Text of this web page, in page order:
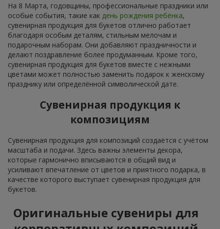
На 8 Марта, годовщины, профессиональные праздники или
особые события, такие как день рождения ребёнка,
сувенирная продукция для букетов отлично работает
благодаря особым деталям, стильным мелочам и
подарочным наборам. Они добавляют праздничности и
делают поздравление более продуманным. Кроме того,
сувенирная продукция для букетов вместе с нежными
цветами может полностью заменить подарок к женскому
празднику или определённой символической дате.
Сувенирная продукция к
композициям
Сувенирная продукция для композиций создаётся с учётом
масштаба и подачи. Здесь важны элементы декора,
которые гармонично вписываются в общий вид и
усиливают впечатление от цветов и приятного подарка, в
качестве которого выступает сувенирная продукция для
букетов.
Оригинальные сувениры для